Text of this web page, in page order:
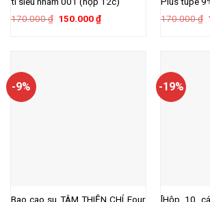
170.000₫ Giá
150.000₫Giá
hiện
170.000₫
-9%
Bao cao su TÂM THIỆN CHÍ Four
-19%
[Hộp 10